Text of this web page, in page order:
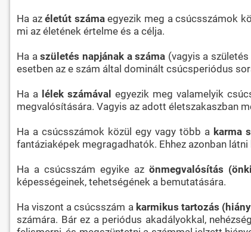
Ha azéletút számaegyezik meg a csúcsszámok
mi az életének értelme és a célja.
Ha aszületés napjának a száma (vagyis a
esetben az e szám által dominált csúcsperiódus
Ha a lélek számával egyezik meg valamelyik
megvalósítására. Vagyis az adott életszakaszban
Ha a csúcsszámok közül egy vagy több a karma
fantáziaképek megragadhatók. Ehhez azonban
Ha a csúcsszám egyike az önmegvalósítás
képességeinek, tehetségének a bemutatására.
Ha viszont a csúcsszám a karmikus tartozás
számára. Bár ez a periódus akadályokkal,